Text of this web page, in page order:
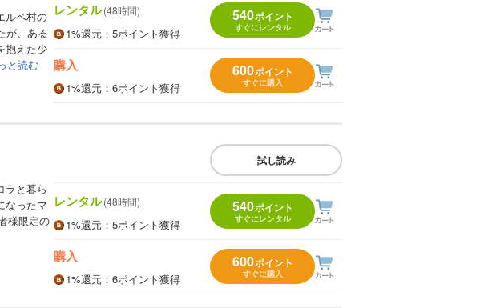
ルベ村の
が、ある
抱えた少
と読む
レンタル(48時間)
1%還元 ：5ポイント獲得
540ポイント
すぐにレンタル
購入
1%還元 ：6ポイント獲得
600ポイント
すぐに購入
ラと暮ら
なったマ
様限定の
試し読み
レンタル(48時間)
1%還元 ：5ポイント獲得
540ポイント
すぐにレンタル
購入
1%還元 ：6ポイント獲得
600ポイント
すぐに購入